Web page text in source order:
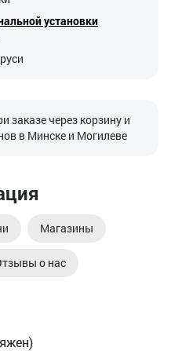
установки
заказе через корзину и
в Минске и Могилеве
Магазины
о нас